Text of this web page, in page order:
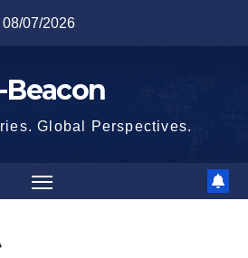
08/07/2026
Beacon
Global Perspectives.